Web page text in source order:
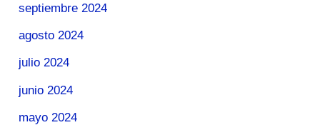
septiembre 2024
agosto 2024
julio 2024
junio 2024
mayo 2024